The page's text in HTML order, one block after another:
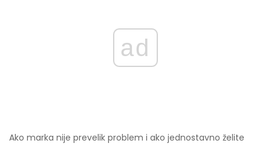
ad
Ako marka nije prevelik problem i ako jednostavno želite